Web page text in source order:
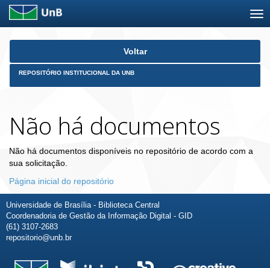
Skip
Voltar
REPOSITÓRIO INSTITUCIONAL DA UNB
Não há documentos
Não há documentos disponíveis no repositório de acordo com a
sua solicitação.
Página inicial do repositório
Universidade de Brasília - Biblioteca Central
Coordenadoria de Gestão da Informação Digital - GID
(61) 3107-2683
repositorio@unb.br